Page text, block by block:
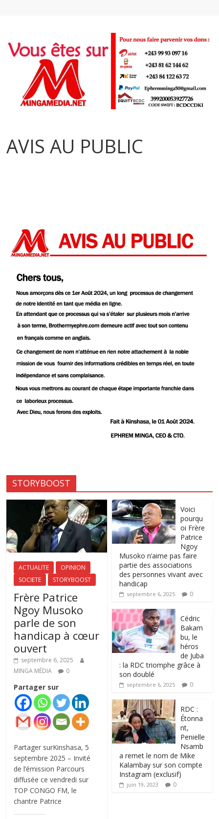
AVIS AU PUBLIC
STORYBOOST
ACTUALITE
OPINION
SOCIETE
STORYBOOST
Frère Patrice
Ngoy Musoko
parle de son
handicap à cœur
ouvert
septembre 6, 2025
MINGA MÉDIA
0
Partager sur
Partager surKinshasa, 5
septembre 2025 – Invité
de l’émission Parcours
diffusée ce vendredi sur
TOP CONGO FM, le
chantre Patrice
Voici
pourqu
oi Frère
Patrice
Ngoy
Musoko n’aime pas faire
partie des associations
des personnes vivant avec
handicap
septembre 6, 2025 0
‎Cédric
Bakam
bu, le
héros
de Juba
: la RDC triomphe grâce à
son doublé
septembre 6, 2025 0
RDC :
Étonna
nt,
Penielle
Nsamb
a remet le nom de Mike
Kalambay sur son compte
Instagram (exclusif)
juin 19, 2023 0